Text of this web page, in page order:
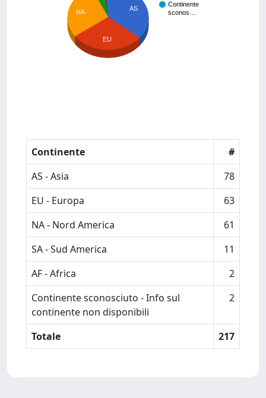
Continente
sconos…
AS
NA
EU
Continente
#
AS - Asia
78
EU - Europa
63
NA - Nord America
61
SA - Sud America
11
AF - Africa
2
Continente sconosciuto - Info sul
continente non disponibili
2
Totale 217